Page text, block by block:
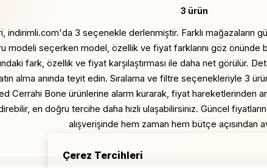
3 ürün
3 seçenekle derlenmiştir. Farklı mağazaların
modeli seçerken model, özellik ve fiyat farklarını göz
fark, özellik ve fiyat karşılaştırması ile daha net görülür.
alma anında teyit edin. Sıralama ve filtre seçenekleriyle 3
Cerrahi Bone ürünlerine alarm kurarak, fiyat hareketlerinden
en doğru tercihe daha hızlı ulaşabilirsiniz. Güncel
alışverişinde hem zaman hem bütçe açısından
Çerez Tercihleri